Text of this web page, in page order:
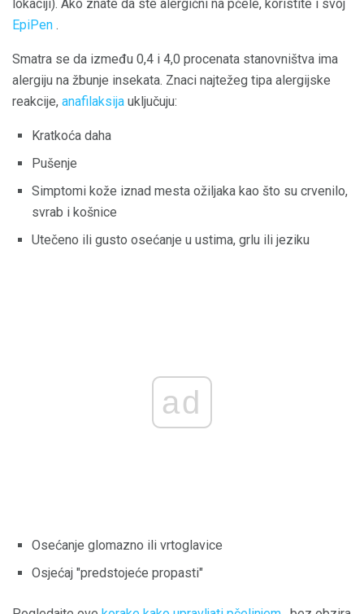
lokaciji). Ako znate da ste alergični na pčele, koristite i svoj
EpiPen .
Smatra se da između 0,4 i 4,0 procenata stanovništva ima
alergiju na žbunje insekata. Znaci najtežeg tipa alergijske
reakcije, anafilaksija uključuju:
Kratkoća daha
Pušenje
Simptomi kože iznad mesta ožiljaka kao što su crvenilo,
svrab i košnice
Utečeno ili gusto osećanje u ustima, grlu ili jeziku
ad
Osećanje glomazno ili vrtoglavice
Osjećaj "predstojeće propasti"